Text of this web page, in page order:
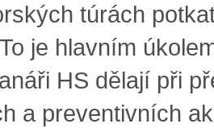
túrách
je hlavním
HS dělají při
a preventivních